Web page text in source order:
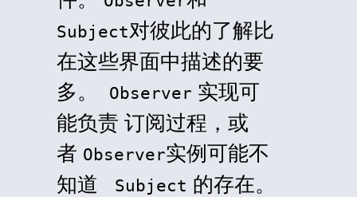
Subject对彼此的了解比
在这些界面中描述的要
多。
Observer 实现可
能负责 订阅过程，或
者 Observer实例可能不
知道
Subject 的存在。